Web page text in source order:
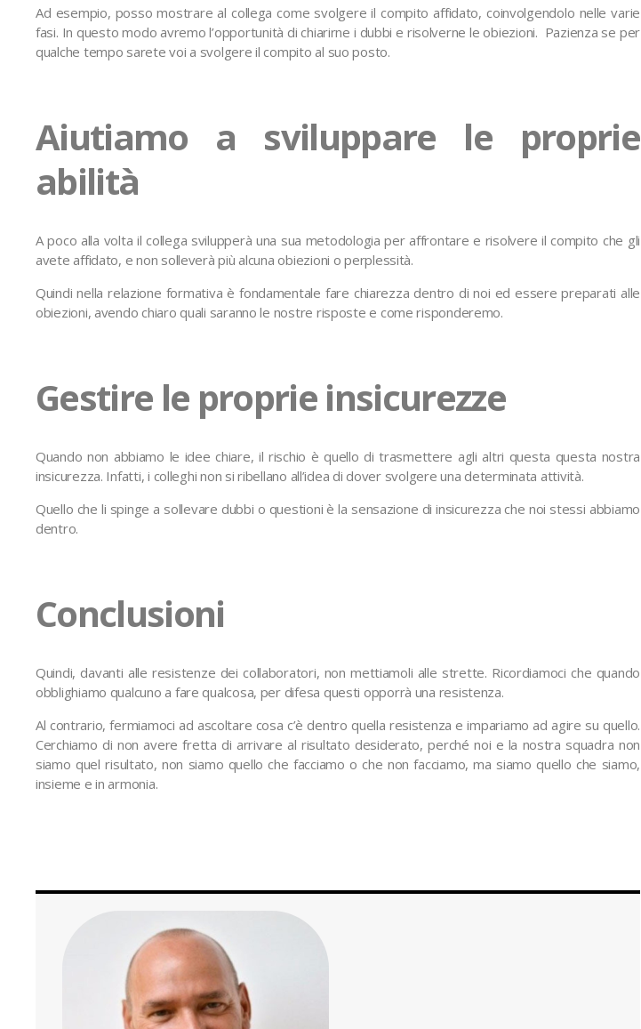
Ad esempio, posso mostrare al collega come svolgere il compito affidato, coinvolgendolo nelle varie
fasi. In questo modo avremo l’opportunità di chiarirne i dubbi e risolverne le obiezioni. Pazienza se per
qualche tempo sarete voi a svolgere il compito al suo posto.
Aiutiamo a sviluppare le proprie
abilità
A poco alla volta il collega svilupperà una sua metodologia per affrontare e risolvere il compito che gli
avete affidato, e non solleverà più alcuna obiezioni o perplessità.
Quindi nella relazione formativa è fondamentale fare chiarezza dentro di noi ed essere preparati alle
obiezioni, avendo chiaro quali saranno le nostre risposte e come risponderemo.
Gestire le proprie insicurezze
Quando non abbiamo le idee chiare, il rischio è quello di trasmettere agli altri questa questa nostra
insicurezza. Infatti, i colleghi non si ribellano all’idea di dover svolgere una determinata attività.
Quello che li spinge a sollevare dubbi o questioni è la sensazione di insicurezza che noi stessi abbiamo
dentro.
Conclusioni
Quindi, davanti alle resistenze dei collaboratori, non mettiamoli alle strette. Ricordiamoci che quando
obblighiamo qualcuno a fare qualcosa, per difesa questi opporrà una resistenza.
Al contrario, fermiamoci ad ascoltare cosa c’è dentro quella resistenza e impariamo ad agire su quello.
Cerchiamo di non avere fretta di arrivare al risultato desiderato, perché noi e la nostra squadra non
siamo quel risultato, non siamo quello che facciamo o che non facciamo, ma siamo quello che siamo,
insieme e in armonia.